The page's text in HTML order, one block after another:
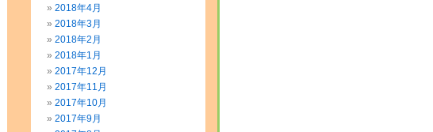
2018年4月
2018年3月
2018年2月
2018年1月
2017年12月
2017年11月
2017年10月
2017年9月